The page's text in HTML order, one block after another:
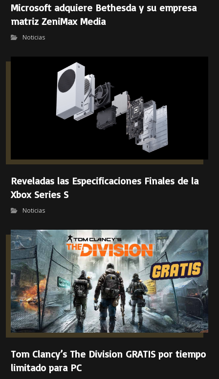
Microsoft adquiere Bethesda y su empresa
matriz ZeniMax Media
Noticias
Reveladas las Especificaciones Finales de la
Xbox Series S
Noticias
Tom Clancy’s The Division GRATIS por tiempo
limitado para PC